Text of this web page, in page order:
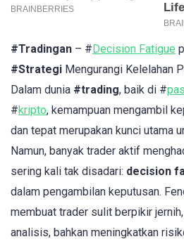
#Tradingan – #Decision Fatigue
#Strategi Mengurangi Kelelahan
Dalam dunia #trading, baik di #
#kripto, kemampuan mengambil
dan tepat merupakan kunci utama
Namun, banyak trader aktif
sering kali tak disadari: decision
dalam pengambilan keputusan.
membuat trader sulit berpikir
analisis, bahkan meningkatkan